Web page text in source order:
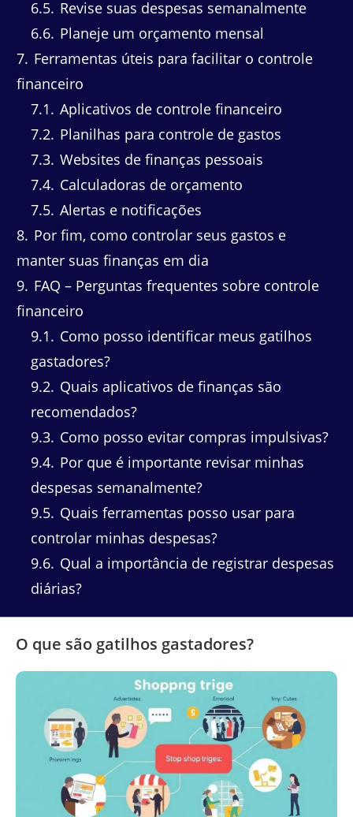
6.5 Revise suas despesas semanalmente
6.6 Planeje um orçamento mensal
7 Ferramentas úteis para facilitar o controle
financeiro
7.1
Aplicativos de controle financeiro
7.2 Planilhas para controle de gastos
7.3 Websites de finanças pessoais
7.4 Calculadoras de orçamento
7.5 Alertas e notificações
8 Por fim, como controlar seus gastos e
manter suas finanças em dia
9 FAQ – Perguntas frequentes sobre controle
financeiro
9.1
Como posso identificar meus gatilhos
gastadores?
9.2 Quais aplicativos de finanças são
recomendados?
9.3 Como posso evitar compras impulsivas?
9.4 Por que é importante revisar minhas
despesas semanalmente?
9.5 Quais ferramentas posso usar para
controlar minhas despesas?
9.6 Qual a importância de registrar despesas
diárias?
O que são gatilhos gastadores?